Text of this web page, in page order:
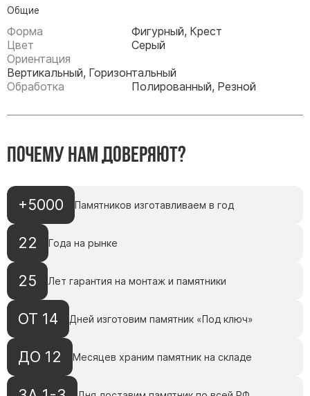
Памятники мужчине
Памятники дедушке
Памятники мужу
Памятники отцу
Памятники сыну
Памятники врачу
Памятники индивидуальные
Памятники красивые
Памятники прямоугольные
Памятники с воздушным креcтом
Общие
Форма
Фигурный, Крест
Цвет
Серый
Ориентация
Вертикальный, Горизонтальный
Обработка
Полированный, Резной
Почему нам доверяют?
+5000 Памятников изготавливаем в год
22 Года на рынке
25 Лет гарантия на монтаж и памятники
ОТ 14 Дней изготовим памятник «Под ключ»
ДО 12 Месяцев храним памятник на складе